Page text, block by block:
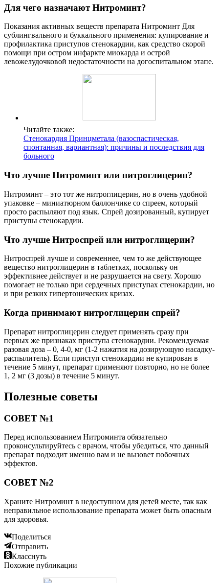
Для чего назначают Нитроминт?
Показания активных веществ препарата Нитроминт Для
сублингвального и буккального применения: купирование и
профилактика приступов стенокардии, как средство скорой
помощи при остром инфаркте миокарда и острой
левожелудочковой недостаточности на догоспитальном этапе.
Читайте также:
Стенокардия Принцметала (вазоспастическая,
спонтанная, вариантная): причины и последствия для
больного
Что лучше Нитроминт или нитроглицерин?
Нитроминт – это тот же нитроглицерин, но в очень удобной
упаковке – миниатюрном баллончике со спреем, который
просто распыляют под язык. Спрей дозированный, купирует
приступы стенокардии.
Что лучше Нитроспрей или нитроглицерин?
Нитроспрей лучше и современнее, чем то же действующее
вещество нитроглицерин в таблетках, поскольку он
эффективнее действует и не разрушается на свету. Хорошо
помогает не только при сердечных приступах стенокардии, но
и при резких гипертонических кризах.
Когда принимают нитроглицерин спрей?
Препарат нитроглицерин следует применять сразу при
первых же признаках приступа стенокардии. Рекомендуемая
разовая доза – 0, 4-0, мг (1-2 нажатия на дозирующую насадку-
распылитель). Если приступ стенокардии не купирован в
течение 5 минут, препарат применяют повторно, но не более
1, 2 мг (3 дозы) в течение 5 минут.
Полезные советы
СОВЕТ №1
Перед использованием Нитроминта обязательно
проконсультируйтесь с врачом, чтобы убедиться, что данный
препарат подходит именно вам и не вызовет побочных
эффектов.
СОВЕТ №2
Храните Нитроминт в недоступном для детей месте, так как
неправильное использование препарата может быть опасным
для здоровья.
Поделиться
Отправить
Класснуть
Похожие публикации